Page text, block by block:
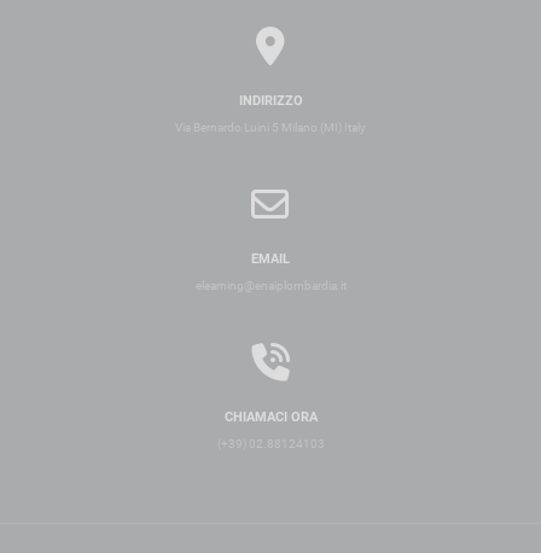
INDIRIZZO
Via Bernardo Luini 5 Milano (MI) Italy
EMAIL
elearning@enaiplombardia.it
CHIAMACI ORA
(+39) 02.88124103